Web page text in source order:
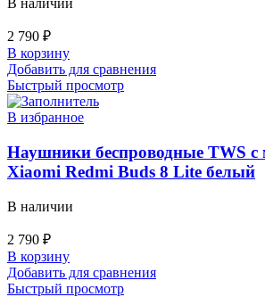
В наличии
2 790 ₽
В корзину
Добавить для сравнения
Быстрый просмотр
В избранное
Наушники беспроводные TWS
Xiaomi Redmi Buds 8 Lite белый
В наличии
2 790 ₽
В корзину
Добавить для сравнения
Быстрый просмотр